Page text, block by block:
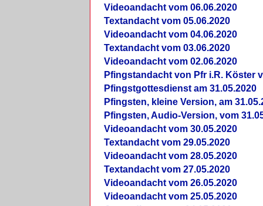
Videoandacht vom 06.06.2020
Textandacht vom 05.06.2020
Videoandacht vom 04.06.2020
Textandacht vom 03.06.2020
Videoandacht vom 02.06.2020
Pfingstandacht von Pfr i.R. Köster
Pfingstgottesdienst am 31.05.2020
Pfingsten, kleine Version, am
Pfingsten, Audio-Version, vom
Videoandacht vom 30.05.2020
Textandacht vom 29.05.2020
Videoandacht vom 28.05.2020
Textandacht vom 27.05.2020
Videoandacht vom 26.05.2020
Videoandacht vom 25.05.2020